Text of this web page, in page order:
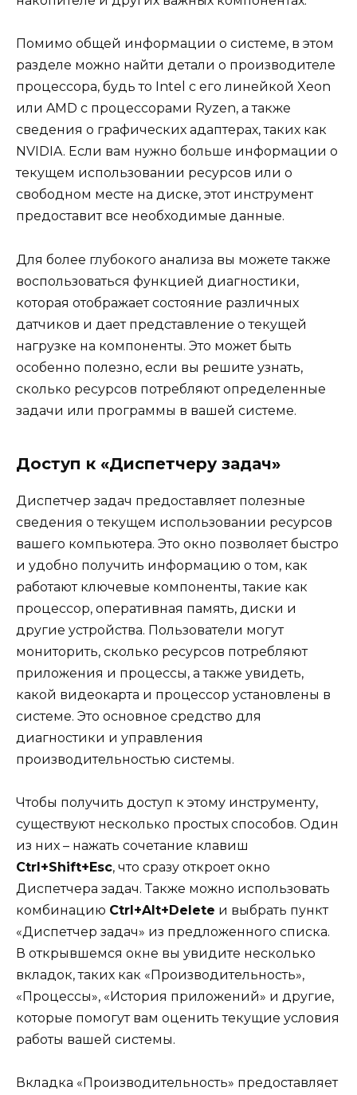
Помимо общей информации о системе, в этом
разделе можно найти детали о производителе
процессора, будь то Intel с его линейкой Xeon
или AMD с процессорами Ryzen, а также
сведения о графических адаптерах, таких как
NVIDIA. Если вам нужно больше информации о
текущем использовании ресурсов или о
свободном месте на диске, этот инструмент
предоставит все необходимые данные.
Для более глубокого анализа вы можете также
воспользоваться функцией диагностики,
которая отображает состояние различных
датчиков и дает представление о текущей
нагрузке на компоненты. Это может быть
особенно полезно, если вы решите узнать,
сколько ресурсов потребляют определенные
задачи или программы в вашей системе.
Доступ к «Диспетчеру задач»
Диспетчер задач предоставляет полезные
сведения о текущем использовании ресурсов
вашего компьютера. Это окно позволяет быстро
и удобно получить информацию о том, как
работают ключевые компоненты, такие как
процессор, оперативная память, диски и
другие устройства. Пользователи могут
мониторить, сколько ресурсов потребляют
приложения и процессы, а также увидеть,
какой видеокарта и процессор установлены в
системе. Это основное средство для
диагностики и управления
производительностью системы.
Чтобы получить доступ к этому инструменту,
существуют несколько простых способов. Один
из них – нажать сочетание клавиш
Ctrl+Shift+Esc, что сразу откроет окно
Диспетчера задач. Также можно использовать
комбинацию Ctrl+Alt+Delete и выбрать пункт
«Диспетчер задач» из предложенного списка.
В открывшемся окне вы увидите несколько
вкладок, таких как «Производительность»,
«Процессы», «История приложений» и другие,
которые помогут вам оценить текущие условия
работы вашей системы.
Вкладка «Производительность» предоставляет